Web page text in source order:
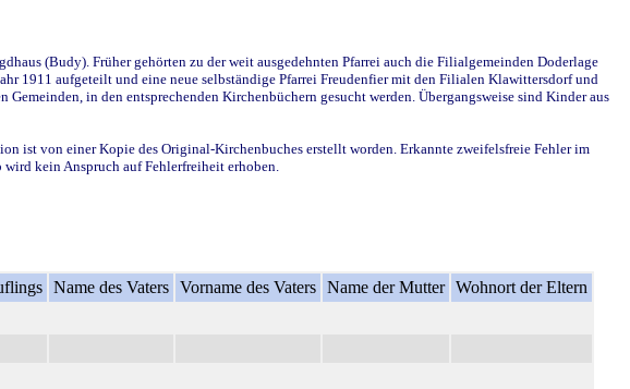
(Budy). Früher gehörten zu der weit ausgedehnten Pfarrei auch die Filialgemeinden Doderlage
1911 aufgeteilt und eine neue selbständige Pfarrei Freudenfier mit den Filialen Klawittersdorf und
in den entsprechenden Kirchenbüchern gesucht werden. Übergangsweise sind Kinder aus
ist von einer Kopie des Original-Kirchenbuches erstellt worden. Erkannte zweifelsfreie Fehler im
kein Anspruch auf Fehlerfreiheit erhoben.
Name des Vaters Vorname des Vaters Name der Mutter Wohnort der Eltern